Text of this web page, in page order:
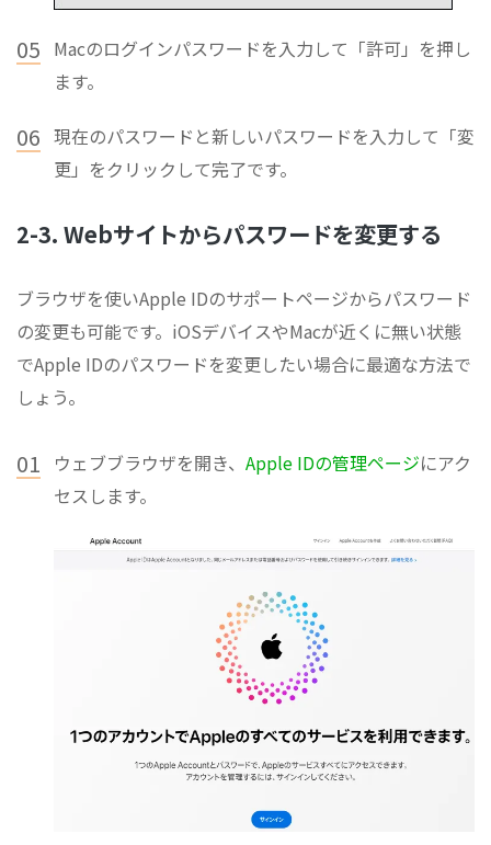
05 Macのログインパスワードを入力して「許可」を押し
ます。
06 現在のパスワードと新しいパスワードを入力して「変
更」をクリックして完了です。
2-3. Webサイトからパスワードを変更する
ブラウザを使いApple IDのサポートページからパスワード
の変更も可能です。iOSデバイスやMacが近くに無い状態
でApple IDのパスワードを変更したい場合に最適な方法で
しょう。
01 ウェブブラウザを開き、 Apple IDの管理ページにアク
セスします。